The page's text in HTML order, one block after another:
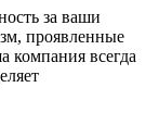
за ваши
проявленные
компания всегда